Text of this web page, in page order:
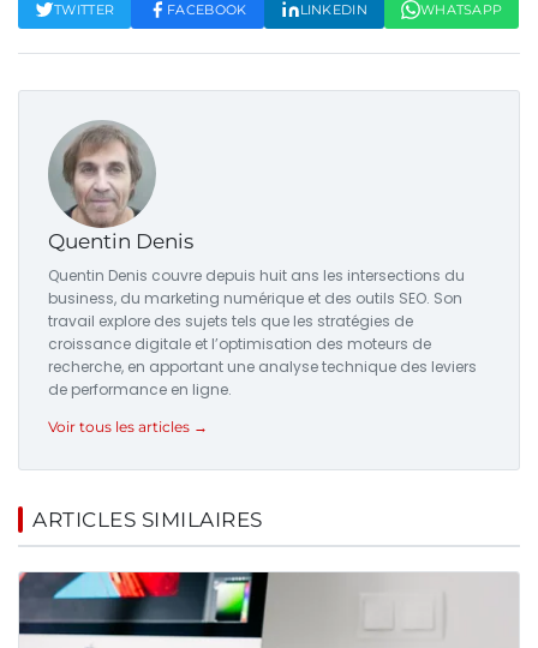
TWITTER FACEBOOK LINKEDIN WHATSAPP
Quentin Denis
Quentin Denis couvre depuis huit ans les intersections du
business, du marketing numérique et des outils SEO. Son
travail explore des sujets tels que les stratégies de
croissance digitale et l’optimisation des moteurs de
recherche, en apportant une analyse technique des leviers
de performance en ligne.
Voir tous les articles →
ARTICLES SIMILAIRES